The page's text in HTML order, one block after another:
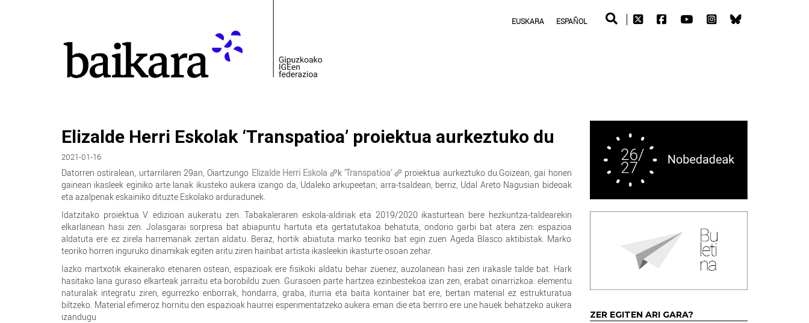
EUSKARA ESPAÑOL
Elizalde Herri Eskolak ‘Transpatioa’ proiektua aurkeztuko du
2021-01-16
Datorren ostiralean, urtarrilaren 29an, Oiartzungo Elizalde Herri Eskola k‘Transpatioa’
proiektua aurkeztuko du.Goizean, gai honen
gainean ikasleek eginiko arte lanak ikusteko aukera izango da, Udaleko arkupeetan; arra-tsaldean, berriz, Udal Areto Nagusian bideoak
eta azalpenak eskainiko dituzte Eskolako arduradunek.
Idatzitako proiektua V. edizioan aukeratu zen. Tabakaleraren eskola-aldiriak eta 2019/2020 ikasturtean bere hezkuntza-taldearekin
elkarlanean hasi zen. Jolasgarai sorpresa bat abiapuntu hartuta eta gertatutakoa behatuta, ondorio garbi bat atera zen: espazioa
aldatuta ere ez zirela harremanak zertan aldatu. Beraz, hortik abiatuta marko teoriko bat egin zuen Ageda Blasco aktibistak. Marko
teoriko horren inguruko dinamikak egiten aritu ziren hainbat artista ikasleekin ikasturte osoan zehar.
Iazko martxotik ekainerako etenaren ostean, espazioak ere fisikoki aldatu behar zuenez, auzolanean hasi zen irakasle talde bat. Hark
hasitako lana guraso elkarteak jarraitu eta borobildu zuen. Gurasoen parte hartzea ezinbestekoa izan zen, erabat oinarrizkoa: elementu
naturalak integratu ziren, egurrezko enborrak, hondarra, graba, iturria eta baita kontainer bat ere, bertan material ez estrukturatua
biltzeko. Material efimeroz hornitu den espazioak haurrei esperimentatzeko aukera eman die eta berriro ere une hauek behatzeko aukera
izandugu
ZER EGITEN ARI GARA?